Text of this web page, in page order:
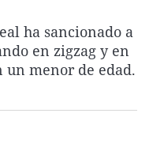
Gente viajera
Como el perro y el
Retornados
Equipo de
Galicia
La Rioja
Televisión
Elecciones
ha sancionado a
en zigzag y en
menor de edad.